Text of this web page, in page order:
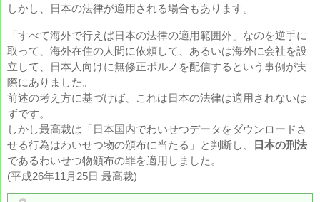
しかし、日本の法律が適用される場合もあります。
「すべて海外で行えば日本の法律の適用範囲外」なのを逆手に
取って、海外在住の人間に依頼して、あるいは海外に会社を設
立して、日本人向けに無修正ポルノを配信するという事例が実
際にありました。
前述の考え方に基づけば、これは日本の法律は適用されないは
ずです。
しかし最高裁は「日本国内でわいせつデータをダウンロードさ
せる行為はわいせつ物の頒布に当たる」と判断し、
日本の刑法
であるわいせつ物頒布の罪を適用しました。
(平成26年11月25日 最高裁)